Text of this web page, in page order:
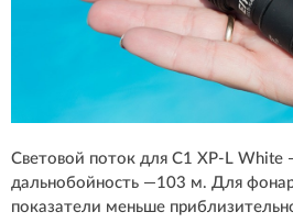
Световой поток для С1 XP-L White
дальнобойность —103 м. Для
показатели меньше